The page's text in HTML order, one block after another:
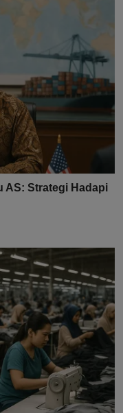
AS: Strategi Hadapi